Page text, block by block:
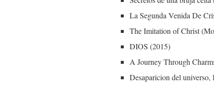
La Segunda Venida De
The Imitation of Christ
DIOS (2015)
A Journey Through
Desaparicion del universo,